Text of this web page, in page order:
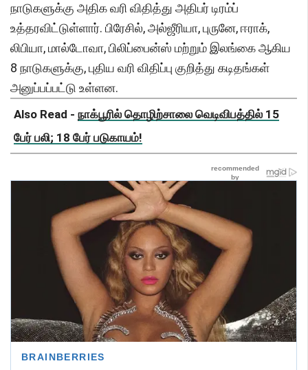
நாடுகளுக்கு அதிக வரி விதித்து அதிபர் டிரம்ப்
உத்தரவிட்டுள்ளார். பிரேசில், அல்ஜீரியா, புருனே, ஈராக்,
லிபியா, மால்டோவா, பிலிப்பைன்ஸ் மற்றும் இலங்கை ஆகிய
8 நாடுகளுக்கு, புதிய வரி விதிப்பு குறித்து கடிதங்கள்
அனுப்பப்பட்டு உள்ளன.
Also Read - நாக்பூரில் தொழிற்சாலை வெடிவிபத்தில் 15
பேர் பலி; 18 பேர் படுகாயம்!